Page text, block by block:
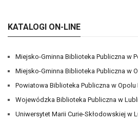
KATALOGI ON-LINE
Miejsko-Gminna Biblioteka Publiczna w
Miejsko-Gminna Biblioteka Publiczna w
Powiatowa Biblioteka Publiczna w Opolu
Wojewódzka Biblioteka Publiczna w
Uniwersytet Marii Curie-Skłodowskiej w